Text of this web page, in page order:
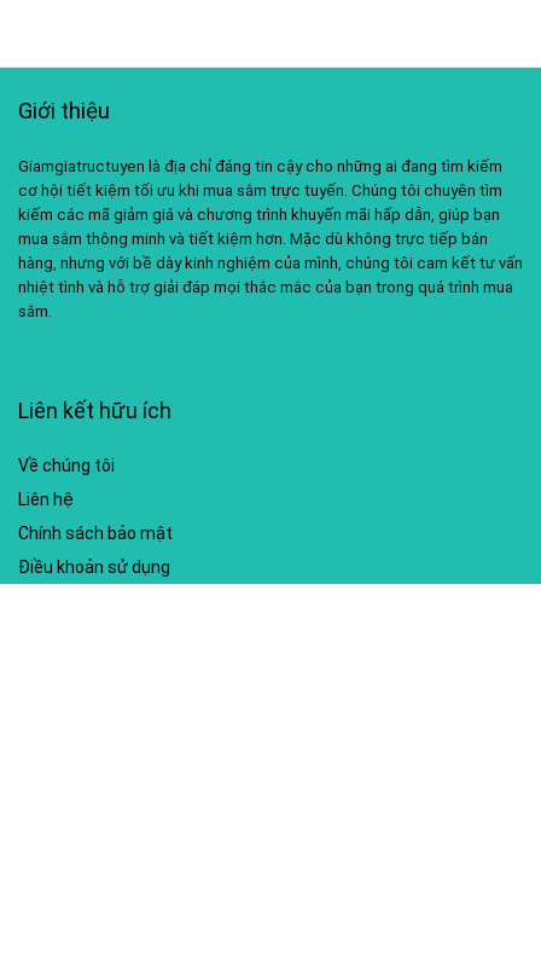
Giới thiệu
Giamgiatructuyen là địa chỉ đáng tin cậy cho những ai đang tìm kiếm
cơ hội tiết kiệm tối ưu khi mua sắm trực tuyến. Chúng tôi chuyên tìm
kiếm các mã giảm giá và chương trình khuyến mãi hấp dẫn, giúp bạn
mua sắm thông minh và tiết kiệm hơn. Mặc dù không trực tiếp bán
hàng, nhưng với bề dày kinh nghiệm của mình, chúng tôi cam kết tư vấn
nhiệt tình và hỗ trợ giải đáp mọi thắc mắc của bạn trong quá trình mua
sắm.
Liên kết hữu ích
Về chúng tôi
Liên hệ
Chính sách bảo mật
Điều khoản sử dụng